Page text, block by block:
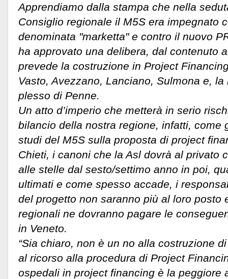
Apprendiamo dalla stampa che nella
Consiglio regionale il M5S era impegnato
denominata "marketta" e contro il nuovo
ha approvato una delibera, dal contenuto
prevede la costruzione in Project
Vasto, Avezzano, Lanciano, Sulmona e,
plesso di Penne.
Un atto d’imperio che metterà in serio
bilancio della nostra regione, infatti, come
studi del M5S sulla proposta di project
Chieti, i canoni che la Asl dovrà al privato
alle stelle dal sesto/settimo anno in poi,
ultimati e come spesso accade, i
del progetto non saranno più al loro posto
regionali ne dovranno pagare le
in Veneto.
“Sia chiaro, non è un no alla costruzione
al ricorso alla procedura di Project
ospedali in project financing è la peggiore